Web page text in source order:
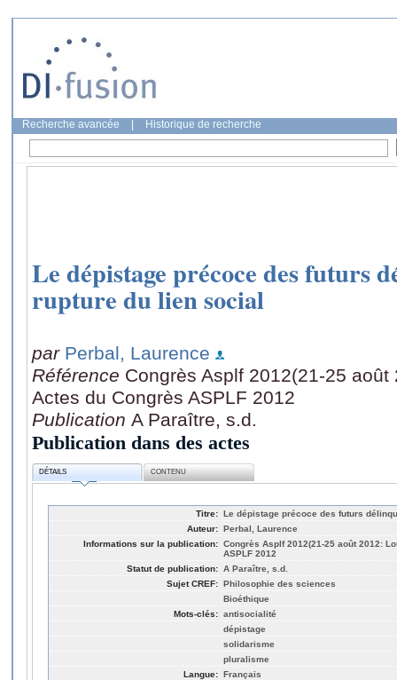
Recherche avancée Historique de recherche
Le dépistage précoce des futurs
rupture du lien social
par Perbal, Laurence
Référence Congrès Asplf 2012(21-25
Actes du Congrès ASPLF 2012
Publication A Paraître, s.d.
Publication dans des actes
DÉTAILS CONTENU
Titre: Le dépistage précoce des futurs
Auteur: Perbal, Laurence
Informations sur la publication: Congrès Asplf 2012(21-25 août 2012:
ASPLF 2012
Statut de publication: A Paraître, s.d.
Sujet CREF: Philosophie des sciences
Bioéthique
Mots-clés: antisocialité
dépistage
solidarisme
pluralisme
Langue: Français